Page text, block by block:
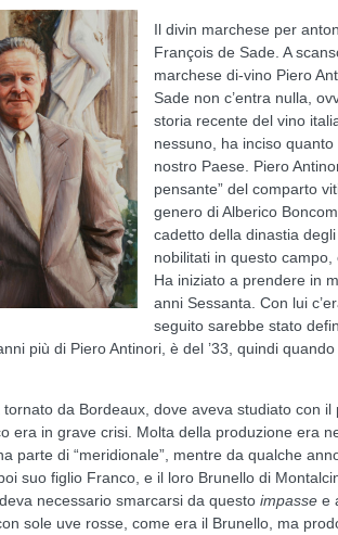
Il divin marchese per
François de Sade. A
marchese di-vino Piero
Sade non c’entra nulla,
storia recente del vino
nessuno, ha inciso
nostro Paese. Piero
pensante” del comparto
genero di Alberico
cadetto della dinastia
nobilitati in questo
Ha iniziato a prendere in
anni Sessanta. Con lui
seguito sarebbe stato
più di Piero Antinori, è del ’33, quindi
da Bordeaux, dove aveva studiato con il
era in grave crisi. Molta della produzione era
parte di “meridionale”, mentre da qualche
suo figlio Franco, e il loro Brunello di
necessario smarcarsi da questo impasse e
sole uve rosse, come era il Brunello, ma